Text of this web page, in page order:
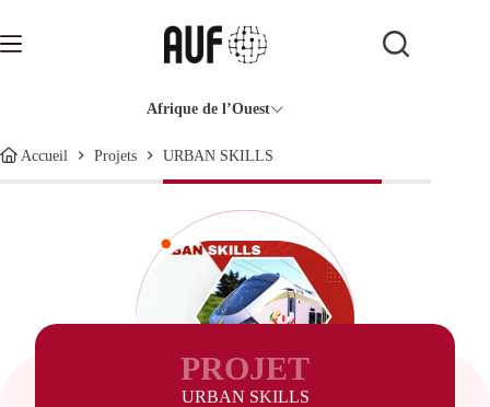
contenu
Afrique de l’Ouest
Accueil Projets URBAN SKILLS
PROJET
URBAN SKILLS